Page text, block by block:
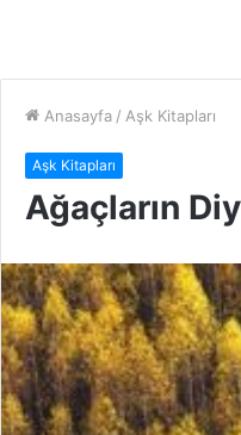
Anasayfa / Aşk Kitapları
Aşk Kitapları
Ağaçların